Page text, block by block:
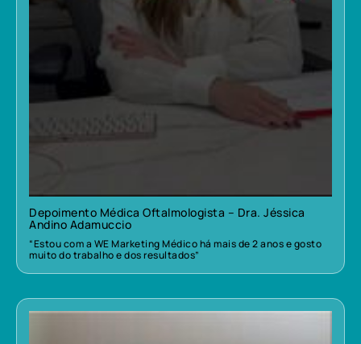
Depoimento Médica Oftalmologista – Dra. Jéssica
Andino Adamuccio
“Estou com a WE Marketing Médico há mais de 2 anos e gosto
muito do trabalho e dos resultados”